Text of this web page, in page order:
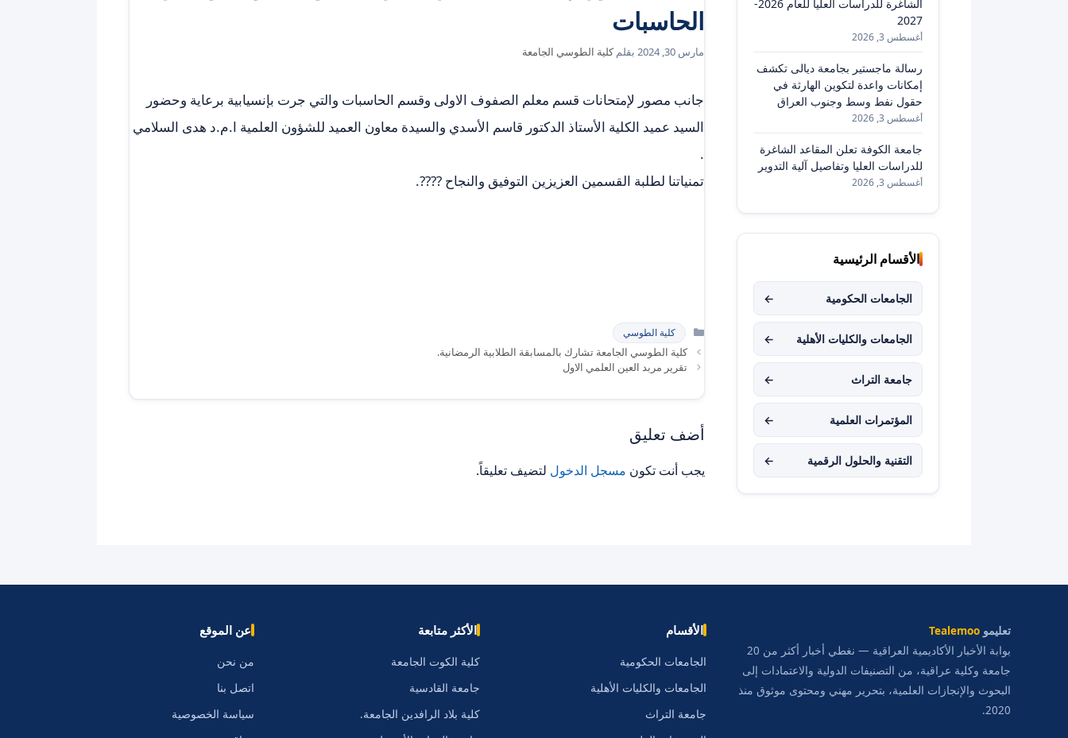
الحاسبات
مارس 30, 2024 بقلمكلية الطوسي الجامعة
جانب مصور لإمتحانات قسم معلم الصفوف الاولى وقسم الحاسبات والتي جرت بإنسيابية برعاية وحضور
السيد عميد الكلية الأستاذ الدكتور قاسم الأسدي والسيدة معاون العميد للشؤون العلمية ا.م.د هدى السلامي
.
تمنياتنا لطلبة القسمين العزيزين التوفيق والنجاح ????.
التصنيفات
كلية الطوسي
كلية الطوسي الجامعة تشارك بالمسابقة الطلابية الرمضانية.
تقرير مربد العين العلمي الاول
أضف تعليق
يجب أنت تكون مسجل الدخول لتضيف تعليقاً.
الشاغرة للدراسات العليا للعام 2026-
2027
أغسطس 3, 2026
رسالة ماجستير بجامعة ديالى تكشف
إمكانات واعدة لتكوين الهارثة في
حقول نفط وسط وجنوب العراق
أغسطس 3, 2026
جامعة الكوفة تعلن المقاعد الشاغرة
للدراسات العليا وتفاصيل آلية التدوير
أغسطس 3, 2026
الأقسام الرئيسية
الجامعات الحكومية ←
الجامعات والكليات الأهلية ←
جامعة التراث ←
المؤتمرات العلمية ←
التقنية والحلول الرقمية ←
تعليمو Tealemoo
بوابة الأخبار الأكاديمية العراقية — نغطي أخبار أكثر من 20
جامعة وكلية عراقية، من التصنيفات الدولية والاعتمادات إلى
البحوث والإنجازات العلمية، بتحرير مهني ومحتوى موثوق منذ
2020.
الأقسام
الجامعات الحكومية
الجامعات والكليات الأهلية
جامعة التراث
الأكثر متابعة
كلية الكوت الجامعة
جامعة القادسية
كلية بلاد الرافدين الجامعة.
عن الموقع
من نحن
اتصل بنا
سياسة الخصوصية